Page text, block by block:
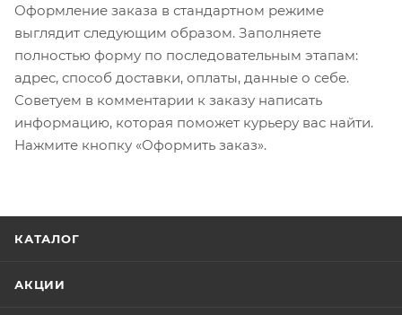
Оформление заказа в стандартном режиме
выглядит следующим образом. Заполняете
полностью форму по последовательным этапам:
адрес, способ доставки, оплаты, данные о себе.
Советуем в комментарии к заказу написать
информацию, которая поможет курьеру вас найти.
Нажмите кнопку «Оформить заказ».
КАТАЛОГ
АКЦИИ